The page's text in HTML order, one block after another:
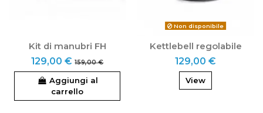
Kit di manubri FH
129,00 € 159,00 €
Aggiungi al
carrello
Non disponibile
Kettlebell regolabile
129,00 €
View